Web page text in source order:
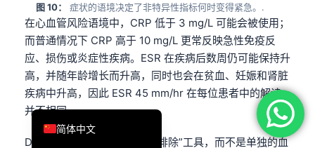
图 10： 症状的语境决定了非特异性指标何时变得紧急。.
在心血管风险语境中，CRP 低于 3 mg/L 可能会被使用；
而普通情况下 CRP 高于 10 mg/L 更常反映急性免疫反
应、损伤或炎症性疾病。ESR 在疾病后数周仍可能保持升
高，并随年龄增长而升高，同时也会在贫血、妊娠和肾脏
疾病中升高，因此 ESR 45 mm/hr 在每位患者中的解读
并不相同。.
D-dimer 是低风险情境下的“排除”工具，而不是单独的血
简体中文
English
Deutsch
العربية
Français
עִבְרִית